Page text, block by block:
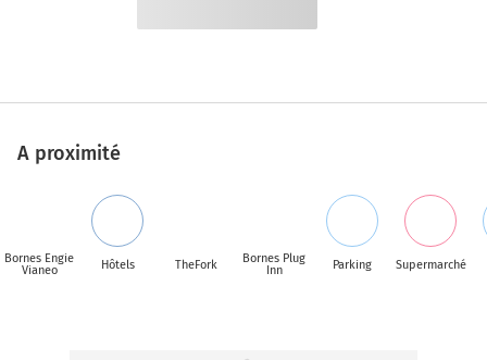
A proximité
Bornes Engie
Vianeo
Hôtels TheFork
Bornes Plug
Inn
Parking Supermarché